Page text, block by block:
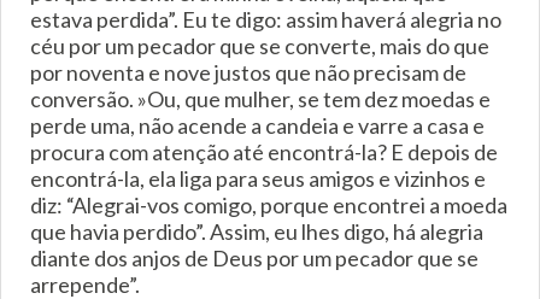
estava perdida”. Eu te digo: assim haverá alegria no
céu por um pecador que se converte, mais do que
por noventa e nove justos que não precisam de
conversão. »Ou, que mulher, se tem dez moedas e
perde uma, não acende a candeia e varre a casa e
procura com atenção até encontrá-la? E depois de
encontrá-la, ela liga para seus amigos e vizinhos e
diz: “Alegrai-vos comigo, porque encontrei a moeda
que havia perdido”. Assim, eu lhes digo, há alegria
diante dos anjos de Deus por um pecador que se
arrepende”.